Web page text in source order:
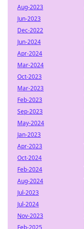
Aug-2023
Jun-2023
Dec-2022
Jun-2024
Apr-2024
Mar-2024
Oct-2023
Mar-2023
Feb-2023
Sep-2023
May-2024
Jan-2023
Apr-2023
Oct-2024
Feb-2024
Aug-2024
Jul-2023
Jul-2024
Nov-2023
Feb-2025